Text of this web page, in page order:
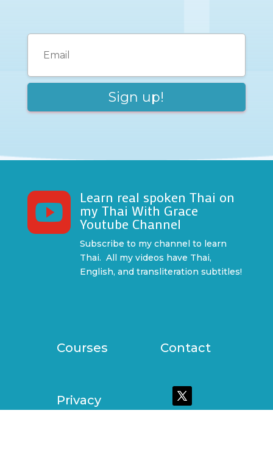
 Learn real spoken Thai on
my Thai With Grace
Youtube Channel
Subscribe to my channel to learn
Thai. All my videos have Thai,
English, and transliteration subtitles!
Courses Contact
Privacy